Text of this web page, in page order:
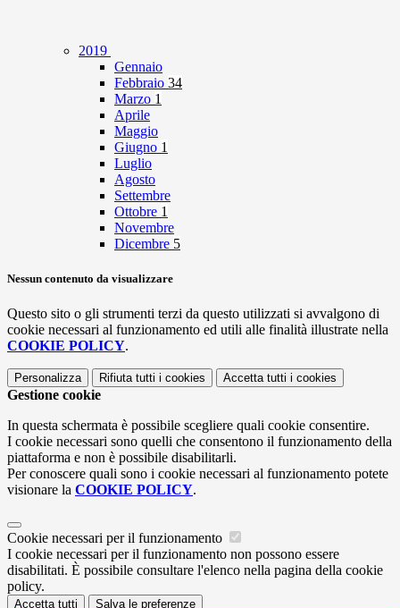
2019
Gennaio
Febbraio 34
Marzo 1
Aprile
Maggio
Giugno 1
Luglio
Agosto
Settembre
Ottobre 1
Novembre
Dicembre 5
Nessun contenuto da visualizzare
Questo sito o gli strumenti terzi da questo utilizzati si avvalgono di
cookie necessari al funzionamento ed utili alle finalità illustrate nella
COOKIE POLICY.
Personalizza Rifiuta tutti i cookies Accetta tutti i cookies
Gestione cookie
In questa schermata è possibile scegliere quali cookie consentire.
I cookie necessari sono quelli che consentono il funzionamento della
piattaforma e non è possibile disabilitarli.
Per conoscere quali sono i cookie necessari al funzionamento potete
visionare la COOKIE POLICY.
Cookie necessari per il funzionamento
I cookie necessari per il funzionamento non possono essere
disabilitati. È possibile consultare l'elenco nella pagina della cookie
policy.
Accetta tutti Salva le preferenze